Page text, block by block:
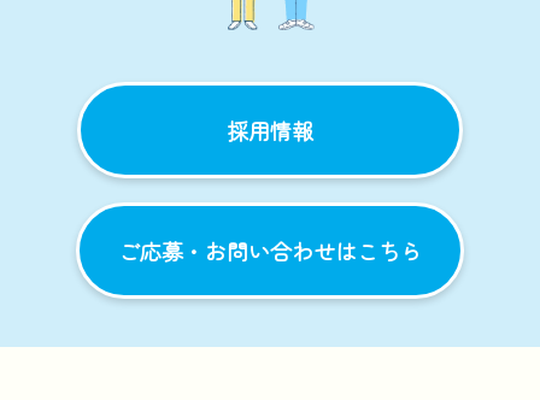
採用情報
ご応募・お問い合わせはこちら